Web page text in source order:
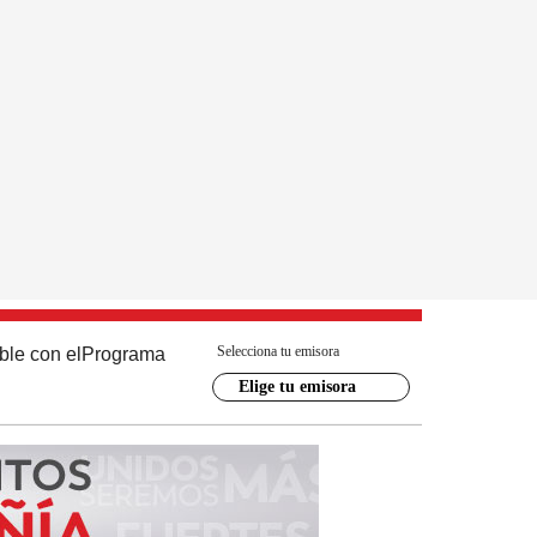
con el Programa Selecciona tu emisora
Elige tu emisora